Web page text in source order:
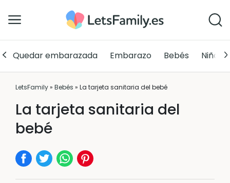
Quedar embarazada Embarazo Bebés Niños
LetsFamily» Bebés » La tarjeta sanitaria del bebé
La tarjeta sanitaria del
bebé